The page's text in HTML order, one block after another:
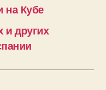
на Кубе
и других